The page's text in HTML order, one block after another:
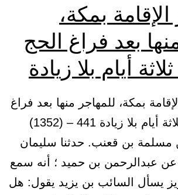
بمكة،
بعد فراغ الحج
أيام بلا زيادة
بمكة، للمهاجر منها بعد فراغ
الحج والعمرة، ثلاثة أيام بلا زيادة 441 – (1352)
مسلمة بن قعنب. حدثنا سليمان
عن عبدالرحمن بن حميد ؛ أنه سمع
يسأل السائب بن يزيد يقول: هل